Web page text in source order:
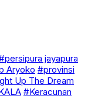
jayapura
Aryoko #provinsi
Up The Dream
#Keracunan